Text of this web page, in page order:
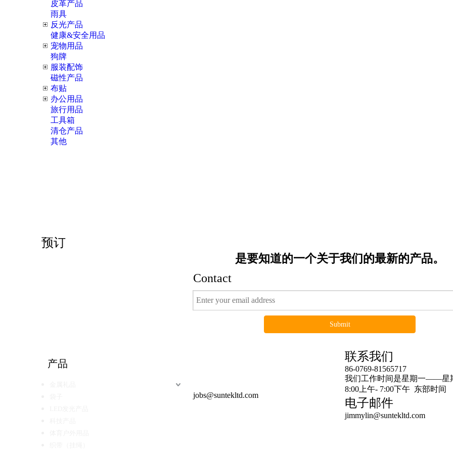
皮革产品
雨具
反光产品
健康&安全用品
宠物用品
狗牌
服装配饰
磁性产品
布贴
办公用品
旅行用品
工具箱
清仓产品
其他
预订
是要知道的一个关于我们的最新的产品。
Contact
Submit
产品
jobs@suntekltd.com
联系我们
86-0769-81565717
我们工作时间是星期一——星
8:00上午- 7:00下午 东部时间
电子邮件
jimmylin@suntekltd.com